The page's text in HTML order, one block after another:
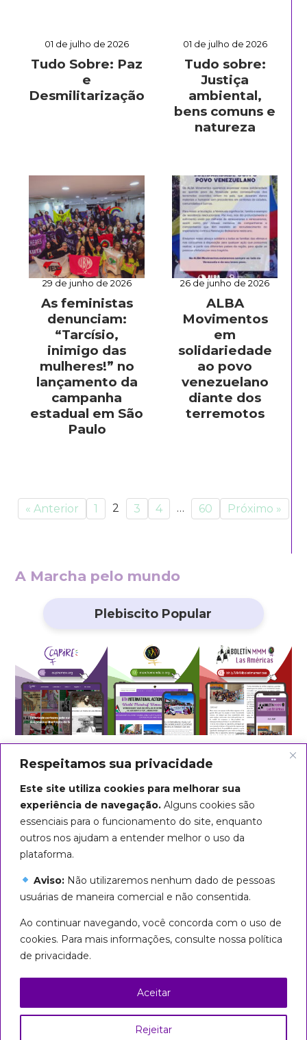
Respeitamos sua privacidade
Este site utiliza cookies para melhorar sua
experiência de navegação. Alguns cookies são
essenciais para o funcionamento do site, enquanto
outros nos ajudam a entender melhor o uso da
plataforma.
Aviso:Não utilizaremos nenhum dado de pessoas
usuárias de maneira comercial e não consentida.
Ao continuar navegando, você concorda com o uso de
cookies. Para mais informações, consulte nossa política
de privacidade.
Rejeitar
Aceitar
01 de julho de 2026
Tudo Sobre: Paz
e
Desmilitarização
01 de julho de 2026
Tudo sobre:
Justiça
ambiental,
bens comuns e
natureza
29 de junho de 2026
As feministas
denunciam:
“Tarcísio,
inimigo das
mulheres!” no
lançamento da
campanha
estadual em São
Paulo
26 de junho de 2026
ALBA
Movimentos
em
solidariedade
ao povo
venezuelano
diante dos
terremotos
« Anterior 1 2 3 4 … 60 Próximo »
A Marcha pelo mundo
Plebiscito Popular
Seguiremos em marcha até que
todas sejamos livres!
Creative Commons
Atribuição – Uso Não Comercial – Partilha nos
Mesmos Termos 3.0 Brasil